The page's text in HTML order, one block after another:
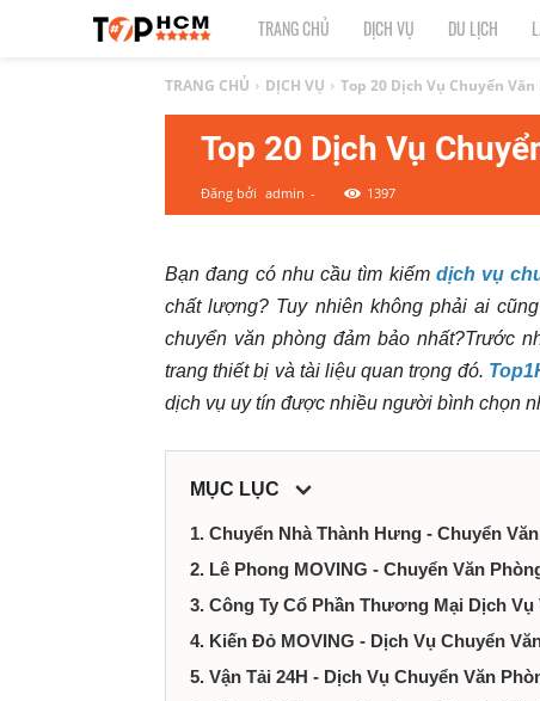
TOP
1
HCM
|
địa
điểm,
vụ
tại
Thành
TRANG CHỦ DỊCH VỤ DU LỊCH
TRANG CHỦ DỊCH VỤ Top 20 Dịch Vụ Chuyển
Top 20 Dịch Vụ
Đăng bởi admin - 1397
Bạn đang có nhu cầu tìm kiếm dịch vụ
chất lượng? Tuy nhiên không phải ai
chuyển văn phòng đảm bảo nhất?Trước
trang thiết bị và tài liệu quan trọng đó.
dịch vụ uy tín được nhiều người bình chọn
MỤC LỤC
1. Chuyển Nhà Thành Hưng - Chuyển
2. Lê Phong MOVING - Chuyển Văn
3. Công Ty Cổ Phần Thương Mại Dịch Vụ
4. Kiến Đỏ MOVING - Dịch Vụ Chuyển
5. Vận Tải 24H - Dịch Vụ Chuyển Văn